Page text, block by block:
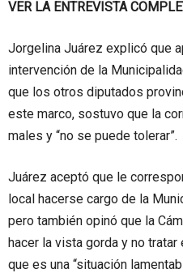
VER LA ENTREVISTA
Jorgelina Juárez explicó que
intervención de la
que los otros diputados
este marco, sostuvo que la
males y “no se puede tolerar”.
Juárez aceptó que le
local hacerse cargo de la
pero también opinó que la
hacer la vista gorda y no
que es una “situación